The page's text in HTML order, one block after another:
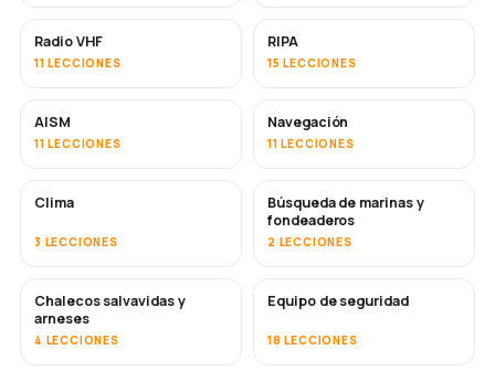
Radio VHF
11 LECCIONES
RIPA
15 LECCIONES
AISM
11 LECCIONES
Navegación
11 LECCIONES
Clima
3 LECCIONES
Búsqueda de marinas y
fondeaderos
2 LECCIONES
Chalecos salvavidas y
arneses
4 LECCIONES
Equipo de seguridad
18 LECCIONES